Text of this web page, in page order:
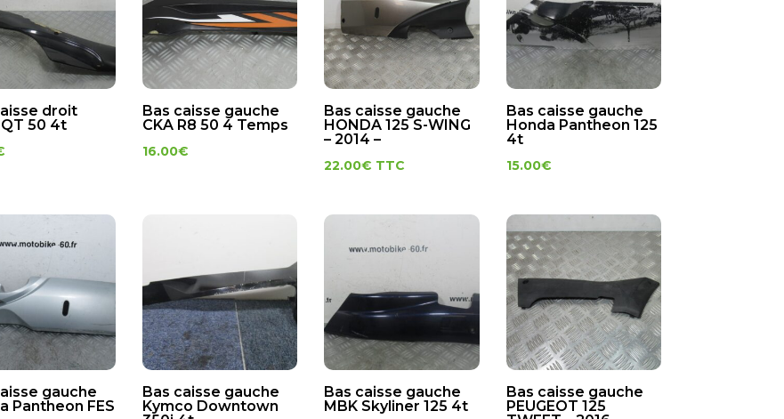
droit
50 4t
Bas caisse gauche
CKA R8 50 4 Temps
16.00€
Bas caisse gauche
HONDA 125 S-WING
– 2014 –
22.00€ TTC
Bas caisse gauche
Honda Pantheon 125
4t
15.00€
gauche
Pantheon FES
Bas caisse gauche
Kymco Downtown
Bas caisse gauche
MBK Skyliner 125 4t
Bas caisse gauche
PEUGEOT 125